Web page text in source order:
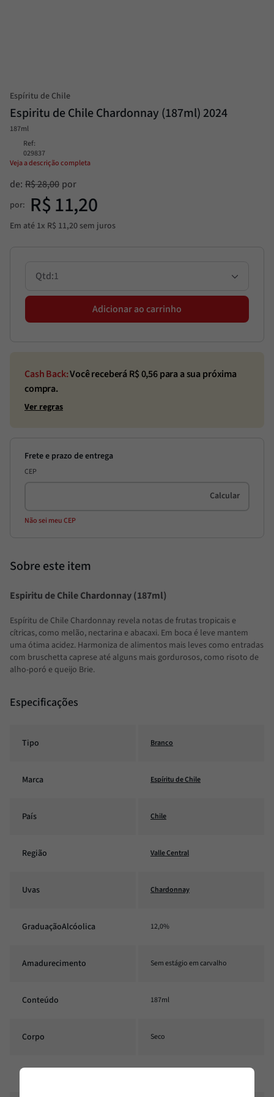
Espíritu de Chile
Espiritu de Chile Chardonnay (187ml) 2024
187ml
Ref:
029837
Veja a descrição completa
de: R$28,00
por: R$11,20
Em até 1x R$ 11,20 sem juros
1
Adicionar ao carrinho
Cash Back:Você receberá R$0,56para a sua próxima
compra.
Ver regras
CEP
Não sei meu CEP
Espiritu de Chile Chardonnay (187ml)
Espíritu de Chile Chardonnay revela notas de frutas tropicais e
cítricas, como melão, nectarina e abacaxi. Em boca é leve mantem
uma ótima acidez. Harmoniza de alimentos mais leves como entradas
com bruschetta caprese até alguns mais gordurosos, como risoto de
alho-poró e queijo Brie.
Especificações
Tipo Branco
Marca Espíritu de Chile
País Chile
Região Valle Central
Uvas Chardonnay
GraduaçãoAlcóolica 12,0%
Amadurecimento Sem estágio em carvalho
Conteúdo 187ml
Corpo Seco